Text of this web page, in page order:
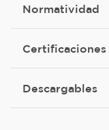
Normatividad
Certificaciones
Descargables